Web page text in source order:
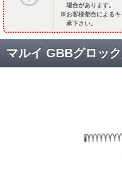
場合があります。
お客様都合による
承下さい。